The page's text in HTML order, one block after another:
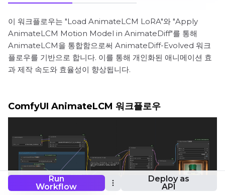
Run
Workflow
Deploy as
API
이 워크플로우는 "Load AnimateLCM LoRA"와 "Apply
AnimateLCM Motion Model in AnimateDiff"를 통해
AnimateLCM을 통합함으로써 AnimateDiff-Evolved 워크
플로우를 기반으로 합니다. 이를 통해 개인화된 애니메이션 효
과 제작 속도와 효율성이 향상됩니다.
ComfyUI AnimateLCM 워크플로우